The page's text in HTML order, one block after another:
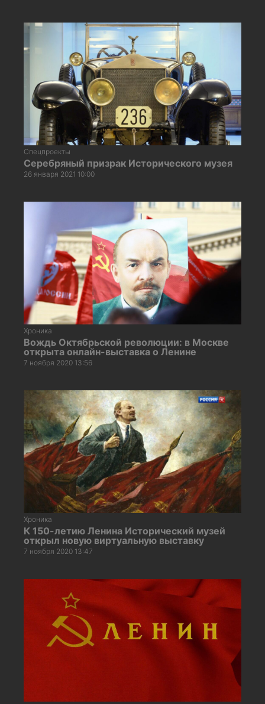
Спецпроекты
Серебряный призрак Исторического музея
26 января 2021 10:00
Хроника
Вождь Октябрьской революции: в Москве
открыта онлайн-выставка о Ленине
7 ноября 2020 13:56
Хроника
К 150-летию Ленина Исторический музей
открыл новую виртуальную выставку
7 ноября 2020 13:47